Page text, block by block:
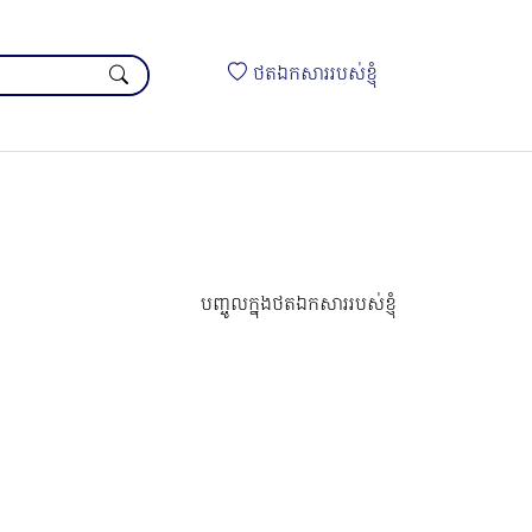
ថតឯកសាររបស់ខ្ញុំ
បញ្ចូលក្នុងថតឯកសាររបស់ខ្ញុំ